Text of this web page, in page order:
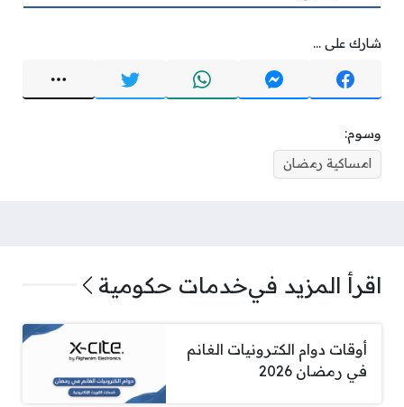
شارك على ...
وسوم:
امساكية رمضان
اقرأ المزيد فيخدمات حكومية
أوقات دوام الكترونيات الغانم
في رمضان 2026